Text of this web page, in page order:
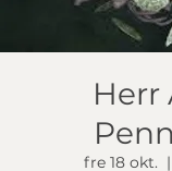
Herr
fre 18 okt.
  |